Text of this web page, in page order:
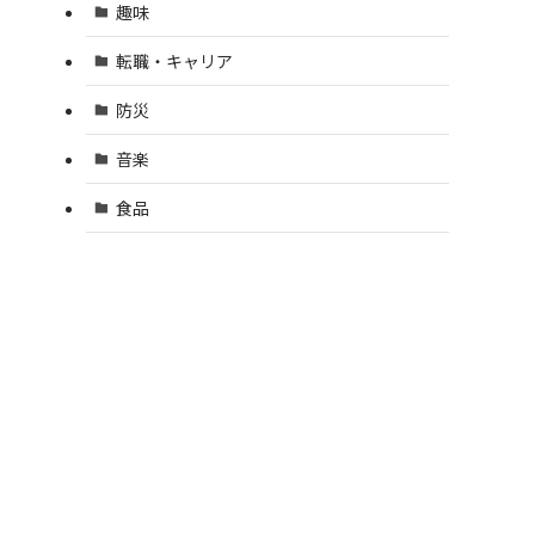
趣味
転職・キャリア
防災
音楽
食品